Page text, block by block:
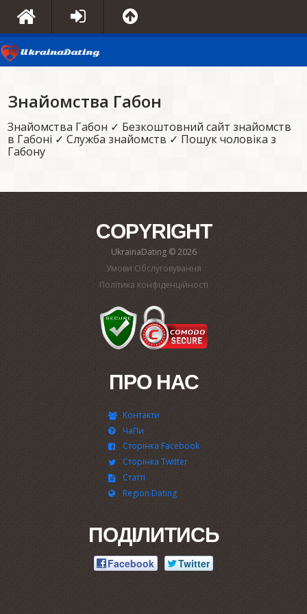
Знайомства Габон
Знайомства Габон ✓ Безкоштовний сайт знайомств
в Габоні ✓ Служба знайомств ✓ Пошук чоловіка з
Габону
COPYRIGHT
UkrainaDating © 2026
Умови Обслуговування
Політика конфіденційності
ПРО НАС
Контакти
ЧаПи
Сторінка Facebook
Сторінка Twitter
Статті
Region Dating
ПОДІЛИТИСЬ
Facebook Twitter